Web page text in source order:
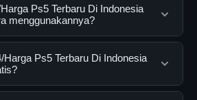
Ps5 Terbaru Di Indonesia
menggunakannya?
Terbaru Di Indonesia adalah
dirancang untuk membantu
informasi lengkap dan
Harga Ps5 Terbaru Di Indonesia